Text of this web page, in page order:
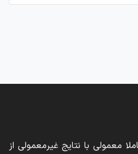
معمولی با نتایج غیرمعمولی از